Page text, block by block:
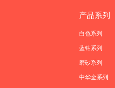
产品系列
白色系列
蓝钻系列
磨砂系列
中华金系列